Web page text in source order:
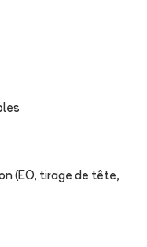
(EO, tirage de tête,